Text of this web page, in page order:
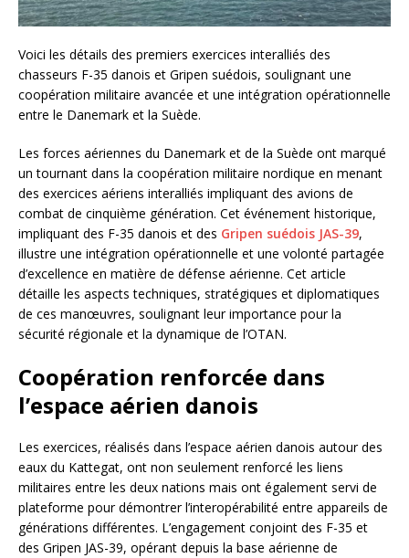
Voici les détails des premiers exercices interalliés des
chasseurs F-35 danois et Gripen suédois, soulignant une
coopération militaire avancée et une intégration opérationnelle
entre le Danemark et la Suède.
Les forces aériennes du Danemark et de la Suède ont marqué
un tournant dans la coopération militaire nordique en menant
des exercices aériens interalliés impliquant des avions de
combat de cinquième génération. Cet événement historique,
impliquant des F-35 danois et des Gripen suédois JAS-39,
illustre une intégration opérationnelle et une volonté partagée
d’excellence en matière de défense aérienne. Cet article
détaille les aspects techniques, stratégiques et diplomatiques
de ces manœuvres, soulignant leur importance pour la
sécurité régionale et la dynamique de l’OTAN.
Coopération renforcée dans
l’espace aérien danois
Les exercices, réalisés dans l’espace aérien danois autour des
eaux du Kattegat, ont non seulement renforcé les liens
militaires entre les deux nations mais ont également servi de
plateforme pour démontrer l’interopérabilité entre appareils de
générations différentes. L’engagement conjoint des F-35 et
des Gripen JAS-39, opérant depuis la base aérienne de